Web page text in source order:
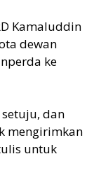
Kamaluddin
dewan
ke
dan
mengirimkan
untuk